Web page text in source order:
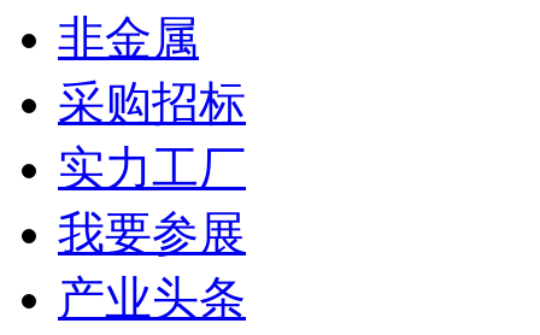
非金属
采购招标
实力工厂
我要参展
产业头条